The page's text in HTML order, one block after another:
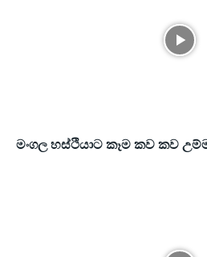
මංගල හස්ථියාට කෑම කව කව